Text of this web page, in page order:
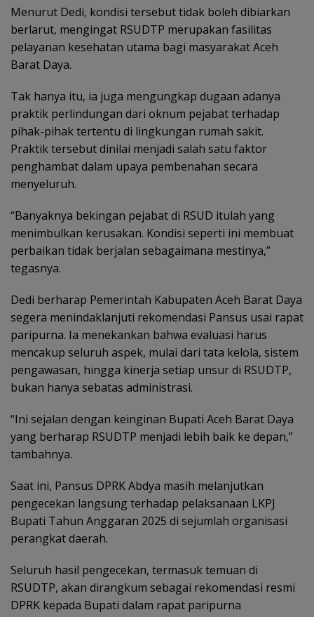
Menurut Dedi, kondisi tersebut tidak boleh dibiarkan
berlarut, mengingat RSUDTP merupakan fasilitas
pelayanan kesehatan utama bagi masyarakat Aceh
Barat Daya.
Tak hanya itu, ia juga mengungkap dugaan adanya
praktik perlindungan dari oknum pejabat terhadap
pihak-pihak tertentu di lingkungan rumah sakit.
Praktik tersebut dinilai menjadi salah satu faktor
penghambat dalam upaya pembenahan secara
menyeluruh.
“Banyaknya bekingan pejabat di RSUD itulah yang
menimbulkan kerusakan. Kondisi seperti ini membuat
perbaikan tidak berjalan sebagaimana mestinya,”
tegasnya.
Dedi berharap Pemerintah Kabupaten Aceh Barat Daya
segera menindaklanjuti rekomendasi Pansus usai rapat
paripurna. Ia menekankan bahwa evaluasi harus
mencakup seluruh aspek, mulai dari tata kelola, sistem
pengawasan, hingga kinerja setiap unsur di RSUDTP,
bukan hanya sebatas administrasi.
“Ini sejalan dengan keinginan Bupati Aceh Barat Daya
yang berharap RSUDTP menjadi lebih baik ke depan,”
tambahnya.
Saat ini, Pansus DPRK Abdya masih melanjutkan
pengecekan langsung terhadap pelaksanaan LKPJ
Bupati Tahun Anggaran 2025 di sejumlah organisasi
perangkat daerah.
Seluruh hasil pengecekan, termasuk temuan di
RSUDTP, akan dirangkum sebagai rekomendasi resmi
DPRK kepada Bupati dalam rapat paripurna